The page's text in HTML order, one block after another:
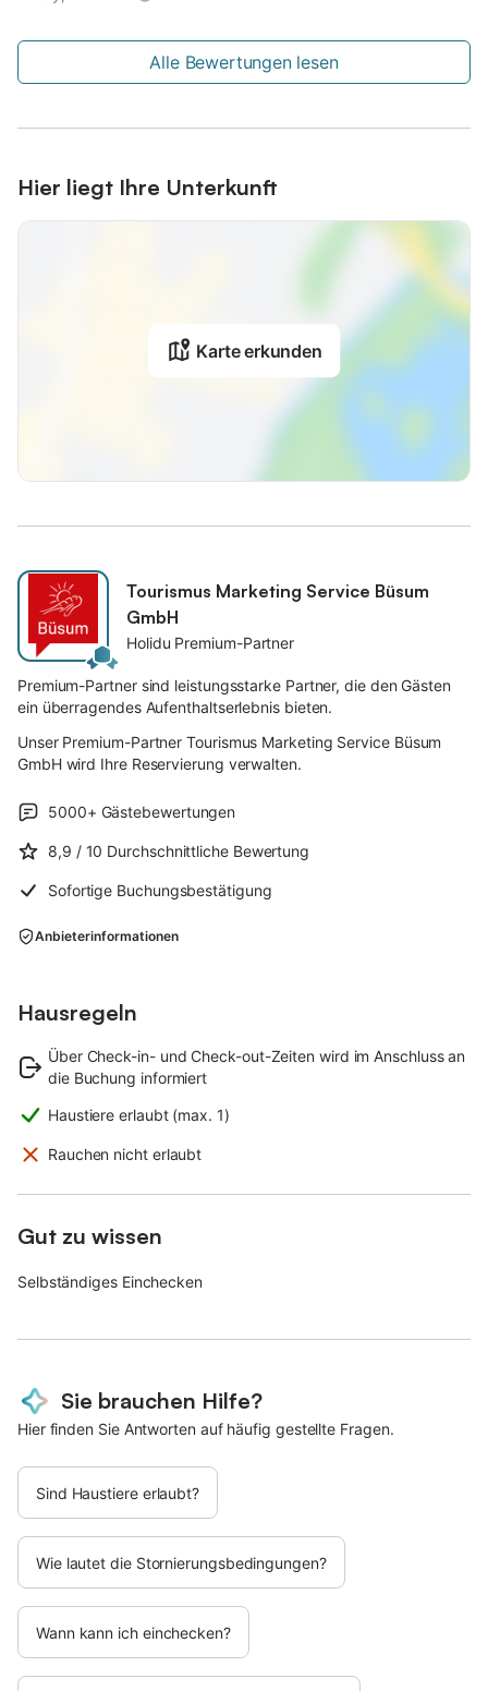
Pauschale in Höhe von einmalig EUR 30,00 erhoben. Parkplatz
am Haus, Abstellmöglichkeiten, E-Grill, Gartenmöbel mit
Strandkorb und Sonnenschirm sind vorhanden. Nichtraucher-
Alle Bewertungen lesen
Hier liegt Ihre Unterkunft
Karte erkunden
Tourismus Marketing Service Büsum
GmbH
Holidu Premium-Partner
Premium-Partner sind leistungsstarke Partner, die den Gästen
ein überragendes Aufenthaltserlebnis bieten.
Unser Premium-Partner Tourismus Marketing Service Büsum
GmbH wird Ihre Reservierung verwalten.
5000+ Gästebewertungen
8,9 / 10 Durchschnittliche Bewertung
Sofortige Buchungsbestätigung
Anbieterinformationen
Hausregeln
Über Check-in- und Check-out-Zeiten wird im Anschluss an
die Buchung informiert
Haustiere erlaubt (max. 1)
Rauchen nicht erlaubt
Gut zu wissen
Selbständiges Einchecken
Sie brauchen Hilfe?
Hier finden Sie Antworten auf häufig gestellte Fragen.
Sind Haustiere erlaubt?
Wie lautet die Stornierungsbedingungen?
Wann kann ich einchecken?